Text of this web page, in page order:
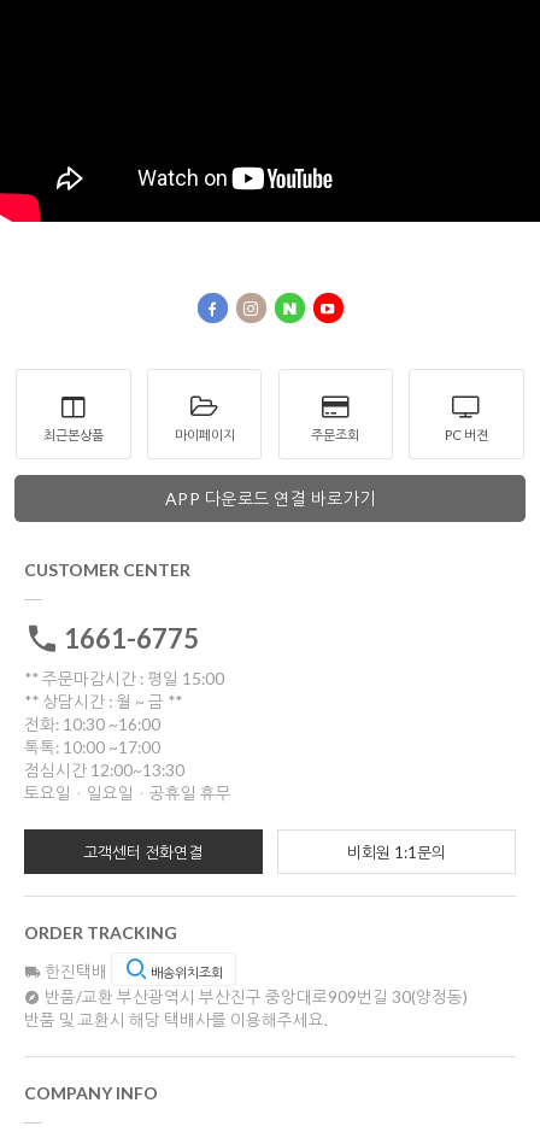
최근본상품 마이페이지 주문조회 PC 버젼
APP 다운로드 연결 바로가기
CUSTOMER CENTER
1661-6775
** 주문마감시간 : 평일 15:00
** 상담시간 : 월 ~ 금 **
전화: 10:30 ~16:00
톡톡: 10:00 ~17:00
점심시간 12:00~13:30
토요일ㆍ일요일ㆍ공휴일 휴무
고객센터 전화연결 비회원 1:1문의
ORDER TRACKING
한진택배 배송위치조회
반품/교환 부산광역시 부산진구 중앙대로909번길 30(양정동)
반품 및 교환시 해당 택배사를 이용해주세요.
COMPANY INFO